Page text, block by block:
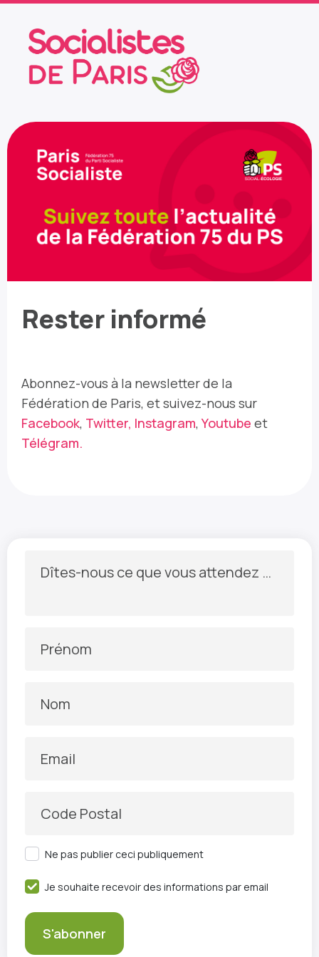
Rester informé
Abonnez-vous à la newsletter de la
Fédération de Paris, et suivez-nous sur
Facebook, Twitter, Instagram,Youtube et
Télégram.
Dîtes-nous ce que vous attendez de la newsletter :)
Prénom
Nom
Email
Code Postal
Ne pas publier ceci publiquement
Je souhaite recevoir des informations par email